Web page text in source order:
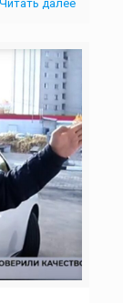
Читать далее